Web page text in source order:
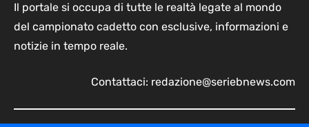
Il portale si occupa di tutte le realtà legate al mondo
del campionato cadetto con esclusive, informazioni e
notizie in tempo reale.
Contattaci: redazione@seriebnews.com